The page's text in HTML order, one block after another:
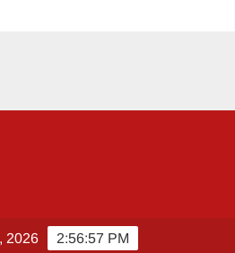
zachowujących sens oryginału: 1.
2:56:57 PM
2026